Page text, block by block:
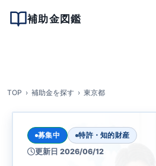
補助金図鑑
TOP 補助金を探す 東京都
募集中
特許・知的財産
更新日 2026/06/12